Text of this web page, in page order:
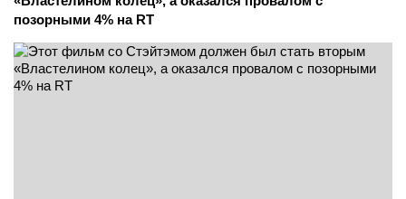
позорными 4% на RT